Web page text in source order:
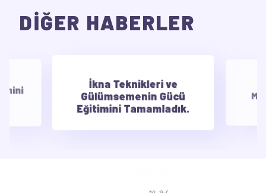
DİĞER HABERLER
İkna Teknikleri ve
Gülümsemenin Gücü
Eğitimini Tamamladık.